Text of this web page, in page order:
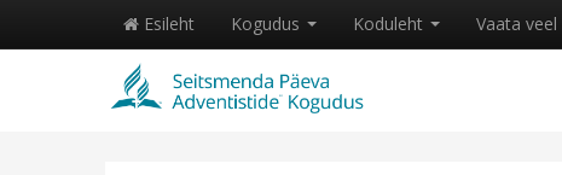
Esileht Kogudus Koduleht Vaata veel